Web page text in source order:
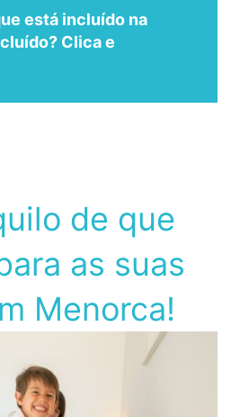
está incluído na
Clica e
de que
as suas
Menorca!